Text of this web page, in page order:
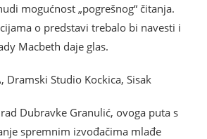
mogućnost „pogrešnog“ čitanja.
o predstavi trebalo bi navesti i
Macbeth daje glas.
Dramski Studio Kockica, Sisak
Dubravke Granulić, ovoga puta s
spremnim izvođačima mlađe